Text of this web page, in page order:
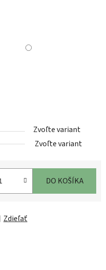
Zvoľte variant
Zvoľte variant
DO KOŠÍKA
Zdieľať